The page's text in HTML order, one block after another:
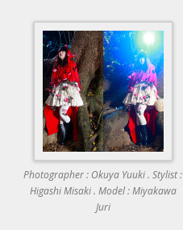
Photographer : Okuya Yuuki . Stylist :
Higashi Misaki . Model : Miyakawa
Juri